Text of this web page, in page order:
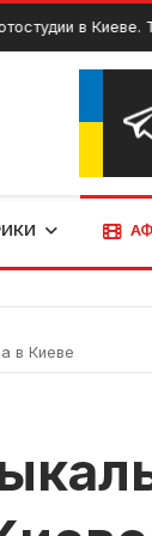
в Киеве. Топ-5
в Киеве